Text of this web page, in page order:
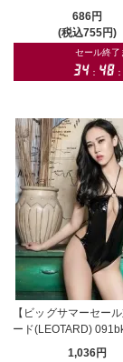
686円
(税込755円)
【ビッグサマーセー
ード(LEOTARD)
1,036円